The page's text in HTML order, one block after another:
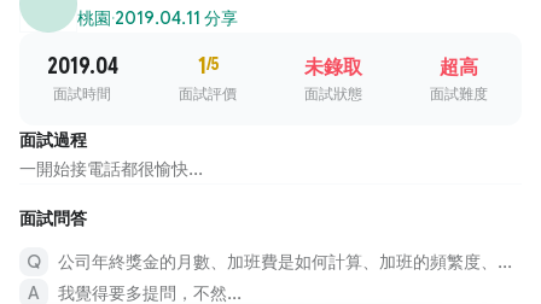
桃園·2019.04.11 分享
2019.04
面試時間
1/5
面試評價
未錄取
面試狀態
超高
面試難度
面試過程
一開始接電話都很愉快...
面試問答
公司年終獎金的月數、加班費是如何計算、加班的頻繁度、加班的時間點
我覺得要多提問，不然...